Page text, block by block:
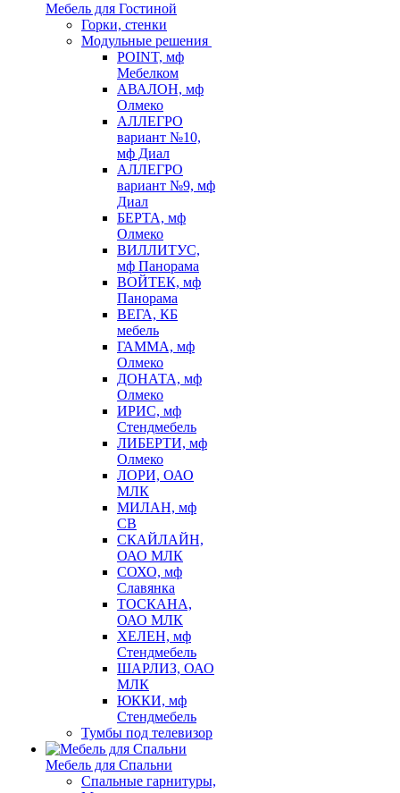
Мебель для Гостиной
Горки, стенки
Модульные решения
POINT, мф
Мебелком
АВАЛОН, мф
Олмеко
АЛЛЕГРО
вариант №10,
мф Диал
АЛЛЕГРО
вариант №9, мф
Диал
БЕРТА, мф
Олмеко
ВИЛЛИТУС,
мф Панорама
ВОЙТЕК, мф
Панорама
ВЕГА, КБ
мебель
ГАММА, мф
Олмеко
ДОНАТА, мф
Олмеко
ИРИС, мф
Стендмебель
ЛИБЕРТИ, мф
Олмеко
ЛОРИ, ОАО
МЛК
МИЛАН, мф
СВ
СКАЙЛАЙН,
ОАО МЛК
СОХО, мф
Славянка
ТОСКАНА,
ОАО МЛК
ХЕЛЕН, мф
Стендмебель
ШАРЛИЗ, ОАО
МЛК
ЮККИ, мф
Стендмебель
Тумбы под телевизор
Мебель для Спальни
Спальные гарнитуры,